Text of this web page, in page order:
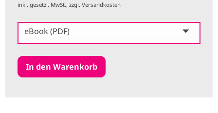
inkl. gesetzl. MwSt., zzgl. Versandkosten
eBook (PDF)